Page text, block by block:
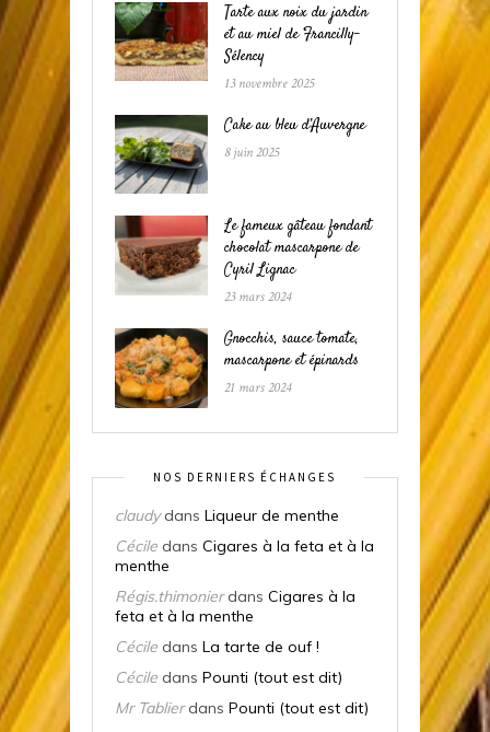
Tarte aux noix du jardin
et au miel de Francilly-
Sélency
13 novembre 2025
Cake au bleu d’Auvergne
8 juin 2025
Le fameux gâteau fondant
chocolat mascarpone de
Cyril Lignac
23 mars 2024
Gnocchis, sauce tomate,
mascarpone et épinards
21 mars 2024
NOS DERNIERS ÉCHANGES
claudydans Liqueur de menthe
Cécile dans Cigares à la feta et à la
menthe
Régis.thimonierdans Cigares à la
feta et à la menthe
Cécile dans La tarte de ouf !
Cécile dans Pounti (tout est dit)
Mr Tablierdans Pounti (tout est dit)